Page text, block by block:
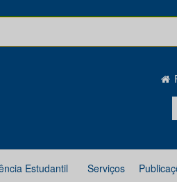
Estudantil Serviços